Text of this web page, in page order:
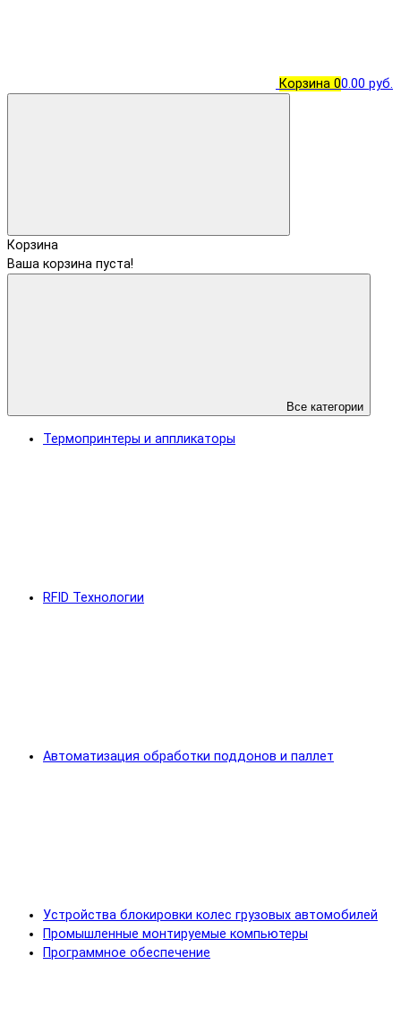
Корзина 00.00 руб.
Корзина
Ваша корзина пуста!
Все категории
Термопринтеры и аппликаторы
RFID Технологии
Автоматизация обработки поддонов и паллет
Устройства блокировки колес грузовых автомобилей
Промышленные монтируемые компьютеры
Программное обеспечение